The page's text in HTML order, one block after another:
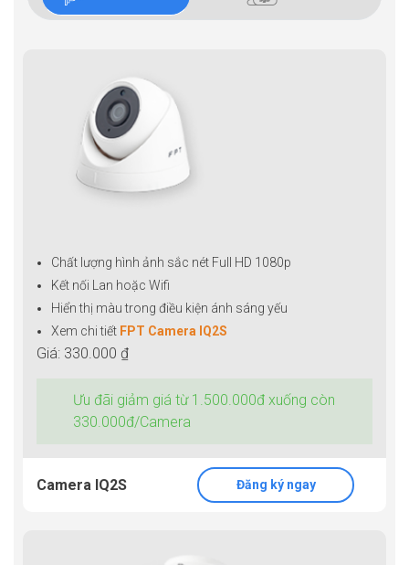
Chất lượng hình ảnh sắc nét Full HD 1080p
Kết nối Lan hoặc Wifi
Hiển thị màu trong điều kiện ánh sáng yếu
Xem chi tiết FPT Camera IQ2S
Giá: 330.000 ₫
Ưu đãi giảm giá từ 1.500.000đ xuống còn
330.000đ/Camera
Camera IQ2S Đăng ký ngay